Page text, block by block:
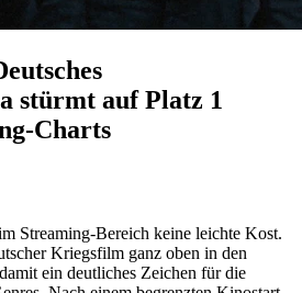
stürmt auf Platz 1
Charts
Streaming-Bereich keine leichte Kost.
Kriegsfilm ganz oben in den
ein deutliches Zeichen für die